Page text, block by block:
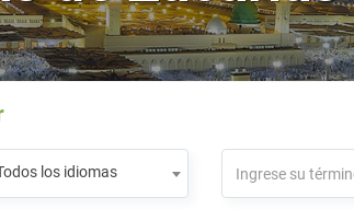
los idiomas